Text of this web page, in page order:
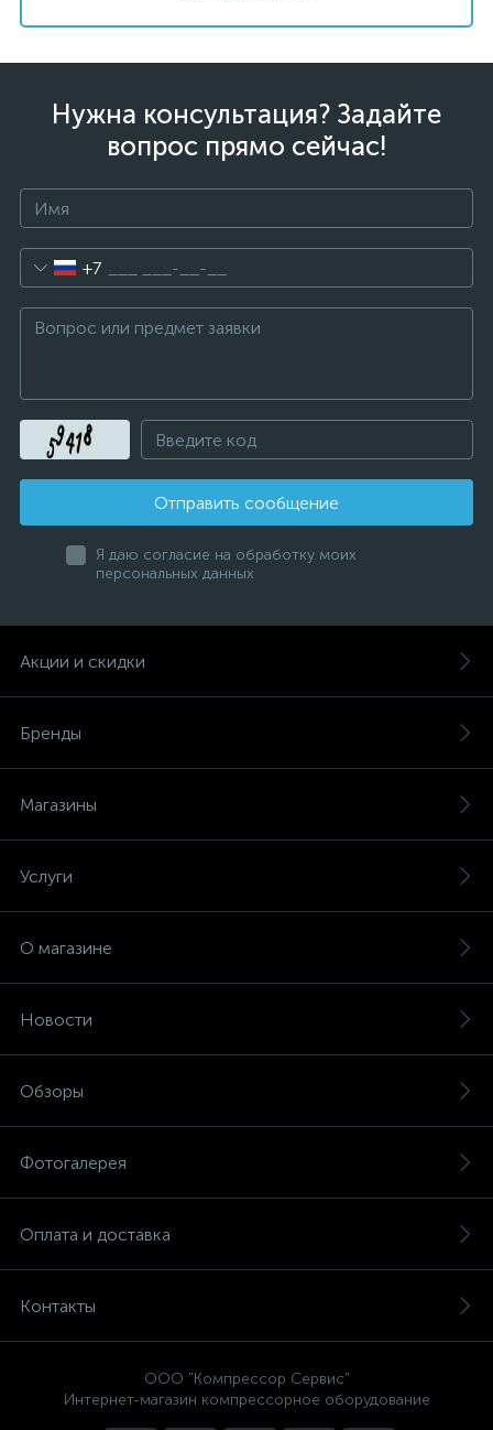
Нужна консультация? Задайте
вопрос прямо сейчас!
+7
Отправить сообщение
Я даю согласие на обработку моих
персональных данных
Акции и скидки
Бренды
Магазины
Услуги
О магазине
Новости
Обзоры
Фотогалерея
Оплата и доставка
Контакты
ООО "Компрессор Сервис"
Интернет-магазин компрессорное оборудование